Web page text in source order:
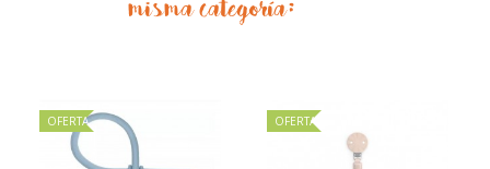
OFERTA OFERTA